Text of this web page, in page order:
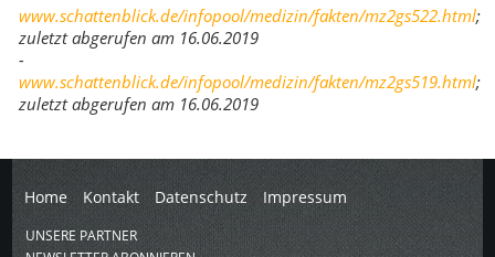
www.schattenblick.de/infopool/medizin/fakten/mz2gs522.html;
zuletzt abgerufen am 16.06.2019
-
www.schattenblick.de/infopool/medizin/fakten/mz2gs519.html;
zuletzt abgerufen am 16.06.2019
Home Kontakt Datenschutz Impressum
UNSERE PARTNER